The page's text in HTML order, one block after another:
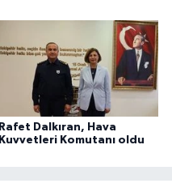
Rafet Dalkıran, Hava
Kuvvetleri Komutanı oldu